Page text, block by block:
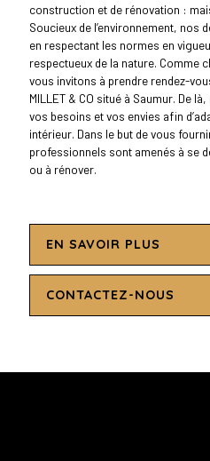
construction et de rénovation :
Soucieux de l’environnement, nos
en respectant les normes en
respectueux de la nature. Comme
vous invitons à prendre rendez-
MILLET & CO situé à Saumur. De
vos besoins et vos envies afin
intérieur. Dans le but de vous
professionnels sont amenés à se
ou à rénover.
EN SAVOIR PLUS
CONTACTEZ-NOUS